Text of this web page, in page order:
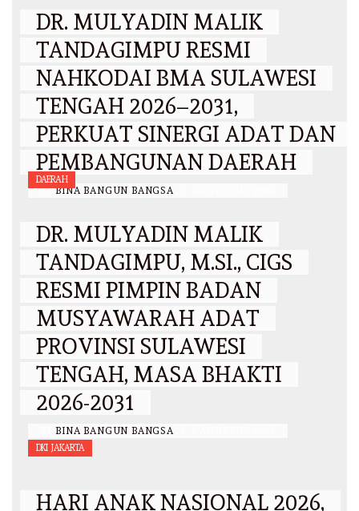
DR. MULYADIN MALIK
TANDAGIMPU RESMI
NAHKODAI BMA SULAWESI
TENGAH 2026–2031,
PERKUAT SINERGI ADAT DAN
PEMBANGUNAN DAERAH
BY BINA BANGUN BANGSA
DAERAH
DR. MULYADIN MALIK
TANDAGIMPU, M.SI., CIGS
RESMI PIMPIN BADAN
MUSYAWARAH ADAT
PROVINSI SULAWESI
TENGAH, MASA BHAKTI
2026-2031
BINA BANGUN BANGSA
DKI JAKARTA
HARI ANAK NASIONAL 2026,